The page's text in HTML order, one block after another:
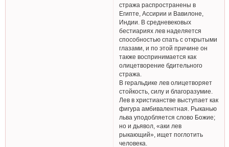
стража распространены в
Египте, Ассирии и Вавилоне,
Индии. В средневековых
бестиариях лев наделяется
способностью спать с открытыми
глазами, и по этой причине он
также воспринимается как
олицетворение бдительного
стража.
В геральдике лев олицетворяет
стойкость, силу и благоразумие.
Лев в христианстве выступает как
фигура амбивалентная. Рыканью
льва уподобляется слово Божие;
но и дьявол, «аки лев
рыкающий», ищет поглотить
человека.